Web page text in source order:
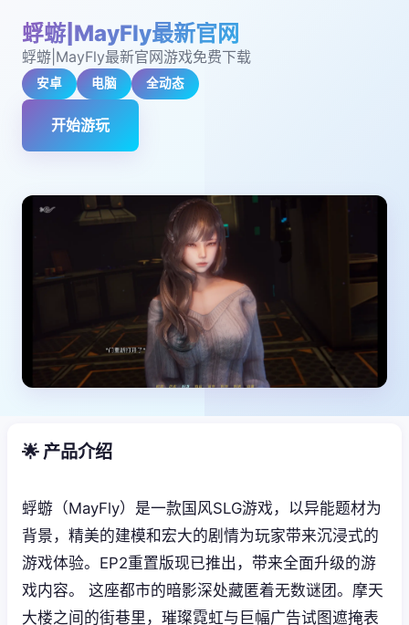
蜉蝣|MayFly最新官网
蜉蝣|MayFly最新官网游戏免费下载
安卓 电脑 全动态
开始游玩
🌟 产品介绍
蜉蝣（MayFly）是一款国风SLG游戏，以异能题材为
背景，精美的建模和宏大的剧情为玩家带来沉浸式的
游戏体验。EP2重置版现已推出，带来全面升级的游
戏内容。 这座都市的暗影深处藏匿着无数谜团。摩天
大楼之间的街巷里，璀璨霓虹与巨幅广告试图遮掩表